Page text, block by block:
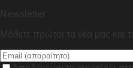
Newsletter
Μάθετε πρώτοι τα νέα μας και